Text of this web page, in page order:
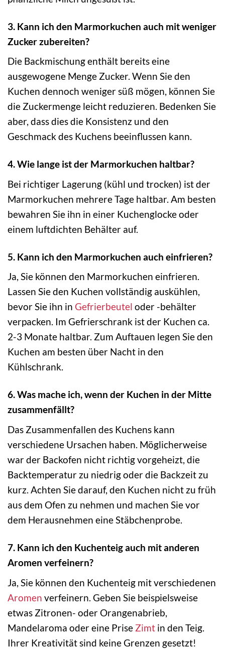
3. Kann ich den Marmorkuchen auch mit weniger
Zucker zubereiten?
Die Backmischung enthält bereits eine
ausgewogene Menge Zucker. Wenn Sie den
Kuchen dennoch weniger süß mögen, können Sie
die Zuckermenge leicht reduzieren. Bedenken Sie
aber, dass dies die Konsistenz und den
Geschmack des Kuchens beeinflussen kann.
4. Wie lange ist der Marmorkuchen haltbar?
Bei richtiger Lagerung (kühl und trocken) ist der
Marmorkuchen mehrere Tage haltbar. Am besten
bewahren Sie ihn in einer Kuchenglocke oder
einem luftdichten Behälter auf.
5. Kann ich den Marmorkuchen auch einfrieren?
Ja, Sie können den Marmorkuchen einfrieren.
Lassen Sie den Kuchen vollständig auskühlen,
bevor Sie ihn in Gefrierbeutel oder -behälter
verpacken. Im Gefrierschrank ist der Kuchen ca.
2-3 Monate haltbar. Zum Auftauen legen Sie den
Kuchen am besten über Nacht in den
Kühlschrank.
6. Was mache ich, wenn der Kuchen in der Mitte
zusammenfällt?
Das Zusammenfallen des Kuchens kann
verschiedene Ursachen haben. Möglicherweise
war der Backofen nicht richtig vorgeheizt, die
Backtemperatur zu niedrig oder die Backzeit zu
kurz. Achten Sie darauf, den Kuchen nicht zu früh
aus dem Ofen zu nehmen und machen Sie vor
dem Herausnehmen eine Stäbchenprobe.
7. Kann ich den Kuchenteig auch mit anderen
Aromen verfeinern?
Ja, Sie können den Kuchenteig mit verschiedenen
Aromen verfeinern. Geben Sie beispielsweise
etwas Zitronen- oder Orangenabrieb,
Mandelaroma oder eine Prise Zimt in den Teig.
Ihrer Kreativität sind keine Grenzen gesetzt!